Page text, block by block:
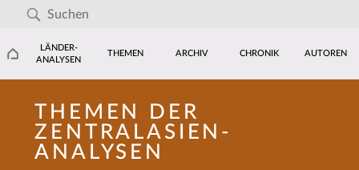
LÄNDER-
ANALYSEN
THEMEN ARCHIV CHRONIK AUTOREN
THEMEN DER
ZENTRALASIEN-
ANALYSEN